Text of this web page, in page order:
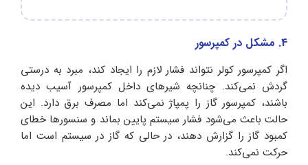
4. مشکل در کمپرسور
اگر کمپرسور کولر نتواند فشار لازم را ایجاد کند، مبرد به درستی
گردش نمی‌کند. چنانچه شیرهای داخل کمپرسور آسیب دیده
باشند، کمپرسور گاز را پمپاژ نمی‌کند اما مصرف برق دارد. این
حالت باعث می‌شود فشار سیستم پایین بماند و سنسورها خطای
کمبود گاز را گزارش دهند، در حالی که گاز در سیستم است اما
حرکت نمی‌کند.